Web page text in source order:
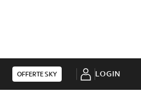
OFFERTE SKY LOGIN